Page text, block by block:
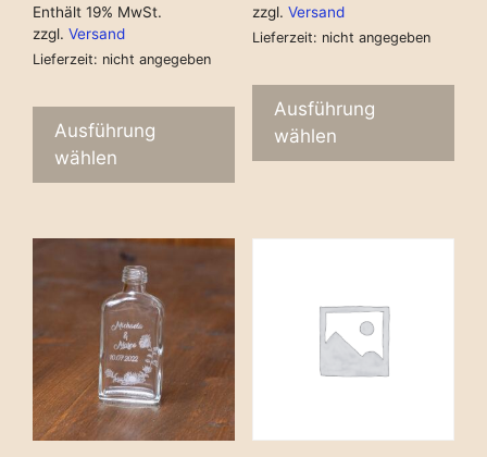
Enthält 19% MwSt.
zzgl. Versand
Lieferzeit: nicht angegeben
Ausführung
wählen
zzgl. Versand
Lieferzeit: nicht angegeben
Ausführung
wählen